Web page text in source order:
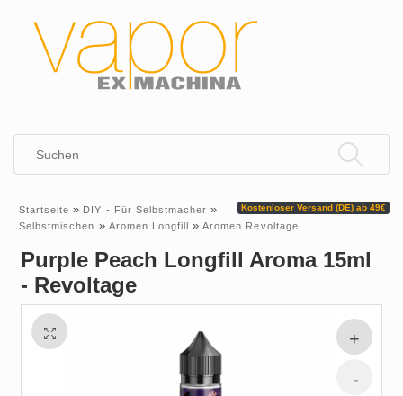
Kostenloser Versand (DE) ab 49€
Startseite » DIY - Für Selbstmacher »
Selbstmischen » Aromen Longfill »Aromen Revoltage
Purple Peach Longfill Aroma 15ml
- Revoltage